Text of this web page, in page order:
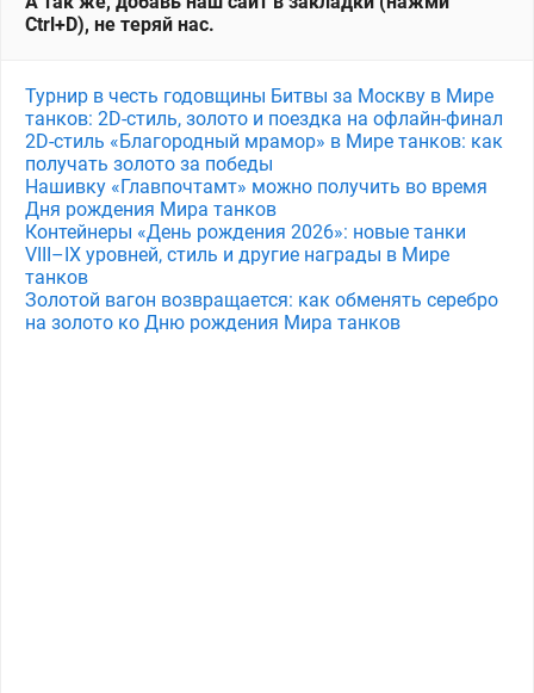
Ctrl+D), не теряй нас.
Турнир в честь годовщины Битвы за Москву в Мире
танков: 2D-стиль, золото и поездка на офлайн-финал
2D-стиль «Благородный мрамор» в Мире танков: как
получать золото за победы
Нашивку «Главпочтамт» можно получить во время
Дня рождения Мира танков
Контейнеры «День рождения 2026»: новые танки
VIII–IX уровней, стиль и другие награды в Мире
танков
Золотой вагон возвращается: как обменять серебро
на золото ко Дню рождения Мира танков